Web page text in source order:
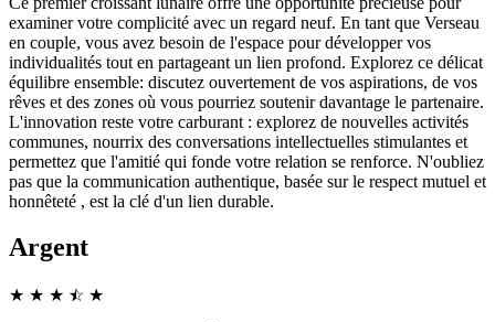
examiner votre complicité avec un regard neuf. En tant que Verseau
en couple, vous avez besoin de l'espace pour développer vos
individualités tout en partageant un lien profond. Explorez ce délicat
équilibre ensemble: discutez ouvertement de vos aspirations, de vos
rêves et des zones où vous pourriez soutenir davantage le partenaire.
L'innovation reste votre carburant : explorez de nouvelles activités
communes, nourrix des conversations intellectuelles stimulantes et
permettez que l'amitié qui fonde votre relation se renforce. N'oubliez
pas que la communication authentique, basée sur le respect mutuel et
honnêteté , est la clé d'un lien durable.
Argent
★ ★ ★ ☆
★ ★